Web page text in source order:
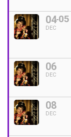
04
DEC
05
06
DEC
08
DEC